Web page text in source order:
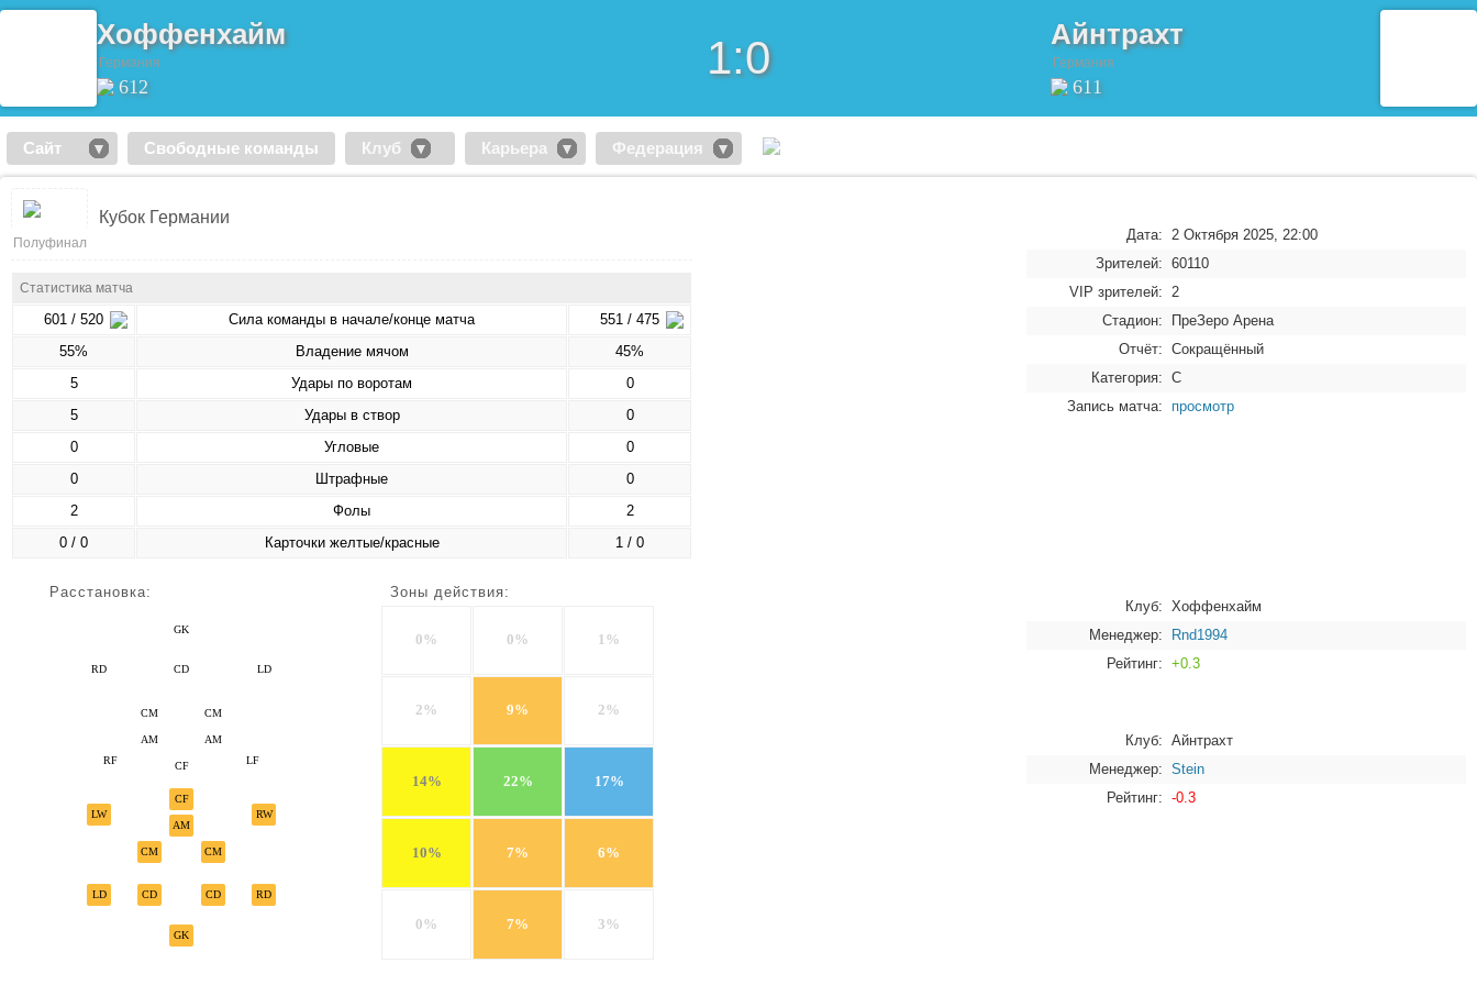
Хоффенхайм
Германия
612
1:0 Айнтрахт
Германия
611
Сайт Свободные команды Клуб Карьера Федерация
Кубок Германии
Полуфинал Дата: 2 Октября 2025, 22:00
Зрителей: 60110
VIP зрителей: 2
Стадион:
ПреЗеро Арена
Отчёт: Сокращённый
Категория: C
Запись матча:
просмотр
Статистика матча
601 / 520 Сила команды в начале/конце матча
551 / 475
55%
Владение мячом
45%
5
Удары по воротам
0
5
Удары в створ
0
0
Угловые
0
0
Штрафные
0
2
Фолы
2
0 / 0
Карточки желтые/красные 1 / 0
Расстановка:
GK
LD
CD
RD
AM
CM CM
AM
LF
CF
RF
GK
LD CD
CD RD
CM
CM
LW
AM
RW
CF
Зоны действия:
0% 0% 1%
2% 9% 2%
14% 22% 17%
10% 7% 6%
0% 7% 3%
Клуб: Хоффенхайм
Менеджер:
Rnd1994
Рейтинг: +0.3
Клуб: Айнтрахт
Менеджер: Stein
Рейтинг: -0.3